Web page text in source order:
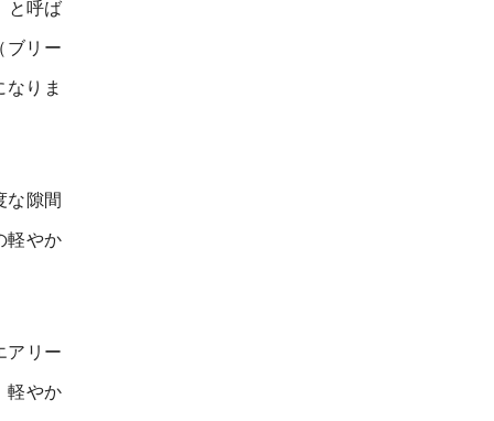
と呼ば
ブリー
りま
な隙間
軽やか
アリー
軽やか